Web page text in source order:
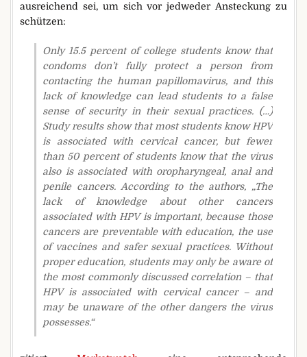
ausreichend sei, um sich vor jedweder Ansteckung zu
schützen:
Only 15.5 percent of college students know that
condoms don’t fully protect a person from
contacting the human papillomavirus, and this
lack of knowledge can lead students to a false
sense of security in their sexual practices. (…)
Study results show that most students know HPV
is associated with cervical cancer, but fewer
than 50 percent of students know that the virus
also is associated with oropharyngeal, anal and
penile cancers. According to the authors, „The
lack of knowledge about other cancers
associated with HPV is important, because those
cancers are preventable with education, the use
of vaccines and safer sexual practices. Without
proper education, students may only be aware of
the most commonly discussed correlation – that
HPV is associated with cervical cancer – and
may be unaware of the other dangers the virus
possesses.“